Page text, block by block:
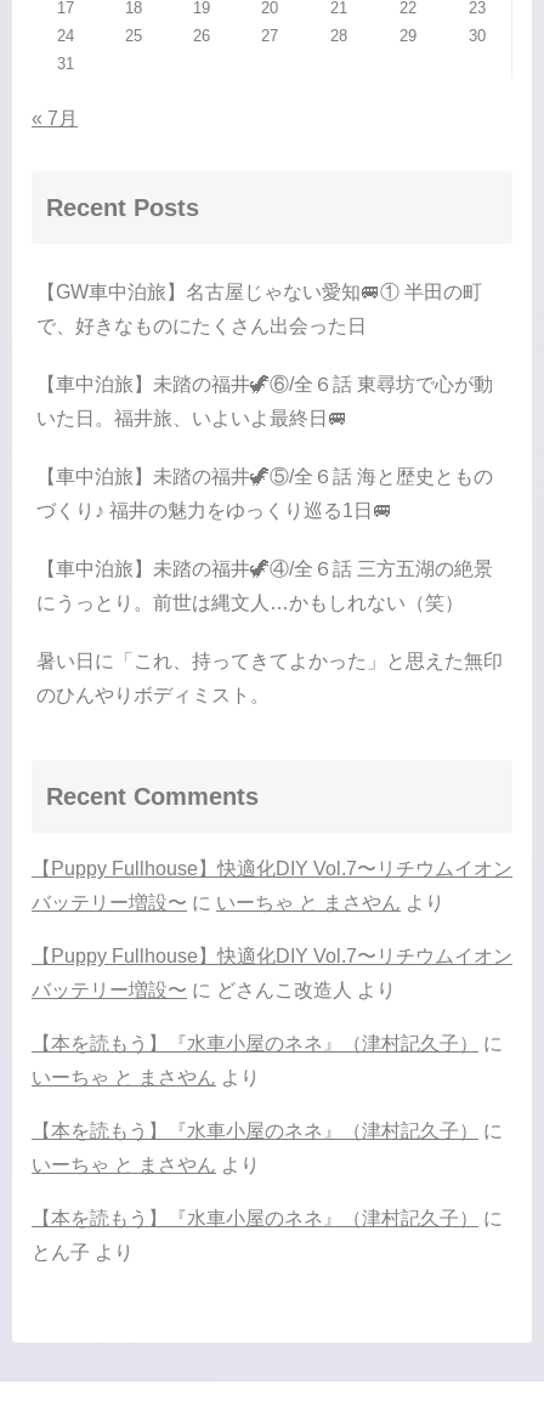
17
18 19 20 21 22
23
24
25 26 27 28 29
30
31
« 7月
Recent Posts
【GW車中泊旅】名古屋じゃない愛知🚐① 半田の町
で、好きなものにたくさん出会った日
【車中泊旅】未踏の福井🦖⑥/全６話 東尋坊で心が動
いた日。福井旅、いよいよ最終日🚐
【車中泊旅】未踏の福井🦖⑤/全６話 海と歴史ともの
づくり♪ 福井の魅力をゆっくり巡る1日🚐
【車中泊旅】未踏の福井🦖④/全６話 三方五湖の絶景
にうっとり。前世は縄文人…かもしれない（笑）
暑い日に「これ、持ってきてよかった」と思えた無印
のひんやりボディミスト。
Recent Comments
【Puppy Fullhouse】快適化DIY Vol.7〜リチウムイオン
バッテリー増設〜 に いーちゃ と まさやん より
【Puppy Fullhouse】快適化DIY Vol.7〜リチウムイオン
バッテリー増設〜 に どさんこ改造人 より
【本を読もう】『水車小屋のネネ』（津村記久子）
に
いーちゃ と まさやん より
【本を読もう】『水車小屋のネネ』（津村記久子）
に
いーちゃ と まさやん より
【本を読もう】『水車小屋のネネ』（津村記久子）
に
とん子 より